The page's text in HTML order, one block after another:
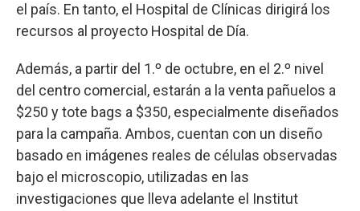
el país. En tanto, el Hospital de Clínicas dirigirá los
recursos al proyecto Hospital de Día.
Además, a partir del 1.º de octubre, en el 2.º nivel
del centro comercial, estarán a la venta pañuelos a
$250 y tote bags a $350, especialmente diseñados
para la campaña. Ambos, cuentan con un diseño
basado en imágenes reales de células observadas
bajo el microscopio, utilizadas en las
investigaciones que lleva adelante el Institut